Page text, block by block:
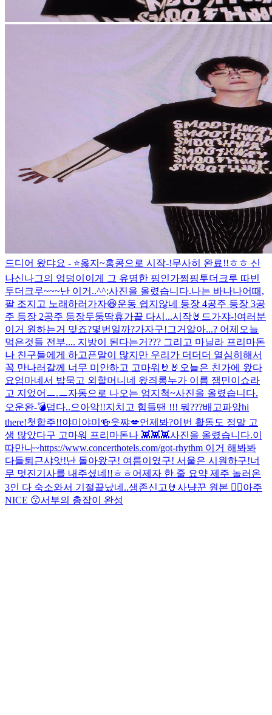
드디어 왔댜요 - ⭐️옳지~홍콩으로 시작-!무사히 완료!!ㅎㅎ 신
나신나그의 엉덩이 이게 그 유명한 핑인가쩜핑투더크루 따빈
투더크루~~~난 이거..^^;사진을 올렸습니다.나는 바나나어때,
팔 조지고 노래하러가자😆운동 쉽지않네 등장 4공주 등장 3공
주 등장 2공주 등장두둥딱휴가끝 다시...시작🤘 드가쟈-!여러분
이거 원하는거 맞죠?몇번일까?가자구!그거알아...? 어제오늘
먹은것들 전부.... 지방이 된다는거??? 그리고 마닐라 프리마돈
나 친구들에게 하고픈말이 많지만 우리가 더더더 열심히해서
꼭 만나러갈께 너무 미안하고 고마워🤘🤘 오늘은 친가에 왔다
요엄마네서 밥묵고 외할머니네 왔즤롱누가 이름 잼민이쇼라
고 지었어ㅡ.ㅡ자동으로 나오는 엄지척~사진을 올렸습니다.
오운완-💣덥다..으아악!!지치고 힘들땐 !!! 뭐???배고파앙hi
there!첫합주!!야미야미🍻읏쨔💋언제봐?이번 활동도 정말 고
생 많았다구 고마워 프리마돈나 👾👾👾사진을 올렸습니다.이
따만나~https://www.concerthotels.com/got-rhythm 이거 해봐봐
다들퇴근샤앗!난 돌아왔구! 여름이였구! 서울은 시원하구!너
무 멋진기사를 내주셨네!!ㅎㅎ어제자 한 줄 요약 제주 놀러온
3인 다 숙소와서 기절끝났네..생존신고🤘 사냥꾼 원본 🙂‍↕️아주
NICE 😗서부의 총잡이 완성